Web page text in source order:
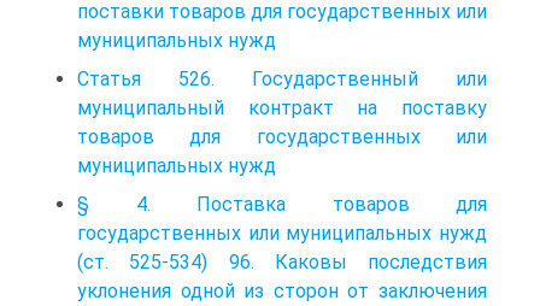
поставки товаров для государственных или
муниципальных нужд
Статья 526. Государственный или
муниципальный контракт на поставку
товаров для государственных или
муниципальных нужд
§ 4. Поставка товаров для
государственных или муниципальных нужд
(ст. 525-534) 96. Каковы последствия
уклонения одной из сторон от заключения